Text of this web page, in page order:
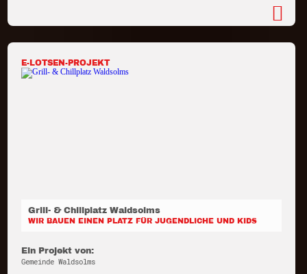
E-LOTSEN-PROJEKT
Grill- & Chillplatz Waldsolms
WIR BAUEN EINEN PLATZ FÜR JUGENDLICHE UND KIDS
Ein Projekt von:
Gemeinde Waldsolms